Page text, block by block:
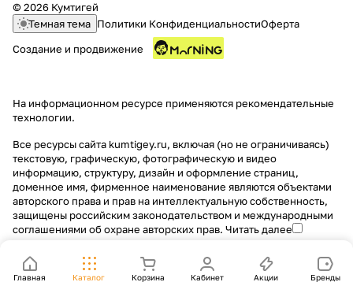
Главная Каталог Корзина Кабинет Акции Бренды
© 2026 Кумтигей
Темная тема Политики КонфиденциальностиОферта
Создание и продвижение
На информационном ресурсе применяются рекомендательные
технологии.
Все ресурсы сайта kumtigey.ru, включая (но не ограничиваясь)
текстовую, графическую, фотографическую и видео
информацию, структуру, дизайн и оформление страниц,
доменное имя, фирменное наименование являются объектами
авторского права и прав на интеллектуальную собственность,
защищены российским законодательством и международными
соглашениями об охране авторских прав. Читать далее